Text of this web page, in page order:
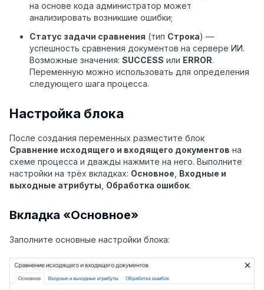
на основе кода администратор может
анализировать возникшие ошибки;
Статус задачи сравнения (тип Строка) —
успешность сравнения документов на сервере ИИ.
Возможные значения: SUCCESS или ERROR.
Переменную можно использовать для определения
следующего шага процесса.
Настройка блока
После создания переменных разместите блок
Сравнение исходящего и входящего документов на
схеме процесса и дважды нажмите на него. Выполните
настройки на трёх вкладках: Основное Входные и
выходные атрибуты Обработка ошибок.
Вкладка «Основное»
Заполните основные настройки блока: